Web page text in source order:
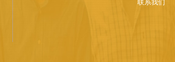
联系我们